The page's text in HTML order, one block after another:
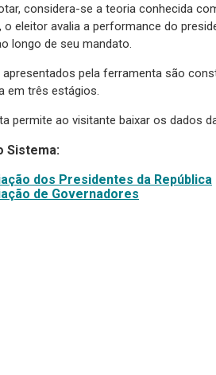
considera-se a teoria conhecida
o eleitor avalia a performance do
longo de seu mandato.
pela ferramenta são
em três estágios.
permite ao visitante baixar os dados
Sistema:
dos Presidentes da República
de Governadores